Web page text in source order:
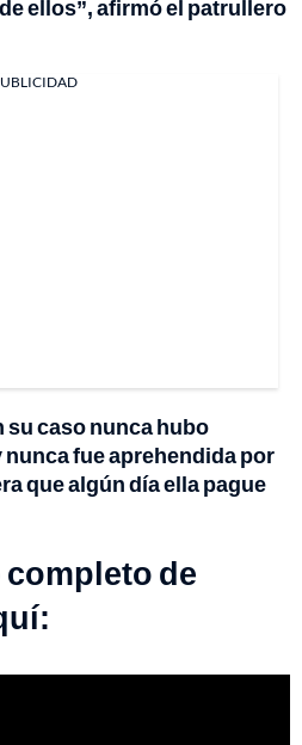
ellos”, afirmó el patrullero
su caso nunca hubo
fue aprehendida por
que algún día ella pague
de